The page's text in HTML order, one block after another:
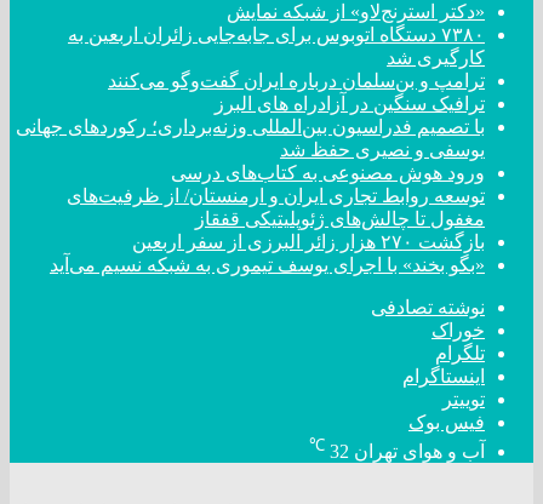
«دکتر استرنج‌لاو» از شبکه نمایش
۷۳۸۰ دستگاه اتوبوس برای جابه‌جایی زائران اربعین به
کارگیری شد
ترامپ و بن‌سلمان درباره ایران گفت‌و‌گو می‌کنند
ترافیک سنگین در آزادراه های البرز
با تصمیم فدراسیون بین‌المللی وزنه‌برداری؛ رکورد‌های جهانی
یوسفی و نصیری حفظ شد
ورود هوش مصنوعی به کتاب‌های درسی
توسعه روابط تجاری ایران و ارمنستان/ از ظرفیت‌های
مغفول تا چالش‌های ژئوپلیتیکی قفقاز
بازگشت ۲۷۰ هزار زائر البرزی از سفر اربعین
«بگو بخند» با اجرای یوسف تیموری به شبکه نسیم می‌آید
نوشته تصادفی
خوراک
تلگرام
اینستاگرام
توییتر
فیس بوک
آب و هوای تهران 32
℃